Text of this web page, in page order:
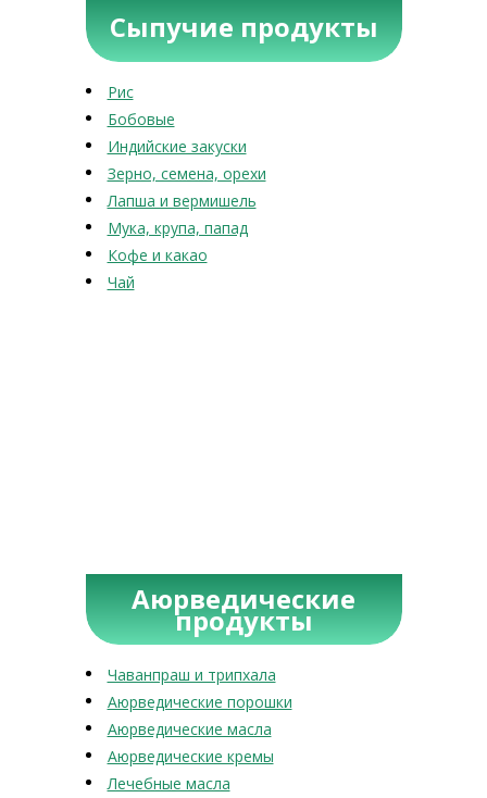
Сыпучие продукты
Рис
Бобовые
Индийские закуски
Зерно, семена, орехи
Лапша и вермишель
Мука, крупа, папад
Кофе и какао
Чай
Аюрведические
продукты
Чаванпраш и трипхала
Аюрведические порошки
Аюрведические масла
Аюрведические кремы
Лечебные масла